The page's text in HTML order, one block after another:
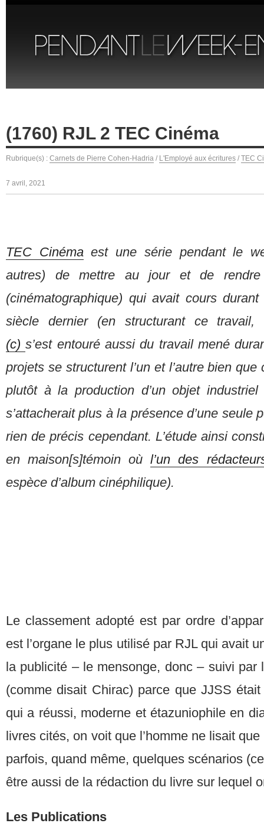
(1760) RJL 2 TEC Cinéma
Rubrique(s) : Carnets de Pierre Cohen-Hadria / L'Employé aux écritures / TEC
7 avril, 2021
TEC Cinémaest une série pendant le
autres) de mettre au jour et de rendre
(cinématographique) qui avait cours
siècle dernier (en structurant ce travail,
(c)s’est entouré aussi du travail mené
projets se structurent l’un et l’autre bien que
plutôt à la production d’un objet
s’attacherait plus à la présence d’une seule
rien de précis cependant. L’étude ainsi
en maison[s]témoin oùl’un des
espèce d’album cinéphilique).
Le classement adopté est par ordre
est l’organe le plus utilisé par RJL qui avait
la publicité – le mensonge, donc – suivi par
(comme disait Chirac) parce que JJSS
qui a réussi, moderne et étazuniophile en
livres cités, on voit que l’homme ne lisait
parfois, quand même, quelques scénarios
être aussi de la rédaction du livre sur lequel
Les Publications